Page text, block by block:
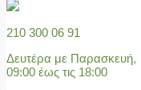
210 300 06 91
Δευτέρα με Παρασκευή,
09:00 έως τις 18:00